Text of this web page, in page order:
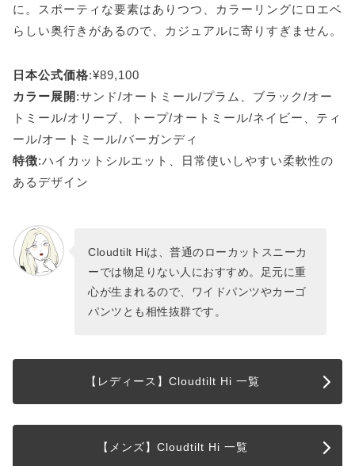
に。スポーティな要素はありつつ、カラーリングにロエベ
らしい奥行きがあるので、カジュアルに寄りすぎません。
日本公式価格:¥89,100
カラー展開 :サンド/オートミール/プラム、ブラック/オー
トミール/オリーブ、トープ/オートミール/ネイビー、ティ
ール/オートミール/バーガンディ
特徴:ハイカットシルエット、日常使いしやすい柔軟性の
あるデザイン
Cloudtilt Hiは、普通のローカットスニーカ
ーでは物足りない人におすすめ。足元に重
心が生まれるので、ワイドパンツやカーゴ
パンツとも相性抜群です。
【レディース】Cloudtilt Hi 一覧
【メンズ】Cloudtilt Hi 一覧